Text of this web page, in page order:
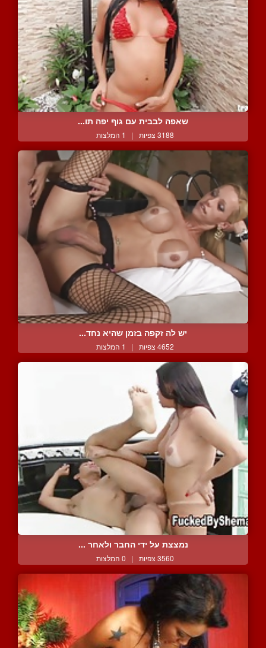
שאפה לבבית עם גוף יפה תו...
3188 צפיות | 1 המלצות
יש לה זקפה בזמן שהיא נחד...
4652 צפיות | 1 המלצות
נמצצת על ידי החבר ולאחר ...
3560 צפיות | 0 המלצות